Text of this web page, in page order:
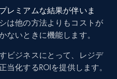
レミアムな結果が伴いま
は他の方法よりもコストが
ないときに機能します。
ビジネスにとって、レジデ
当化するROIを提供します。